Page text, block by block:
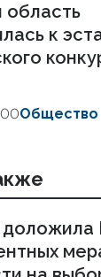
область
к
Общество